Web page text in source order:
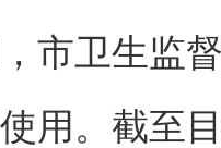
市卫生监
用。截至